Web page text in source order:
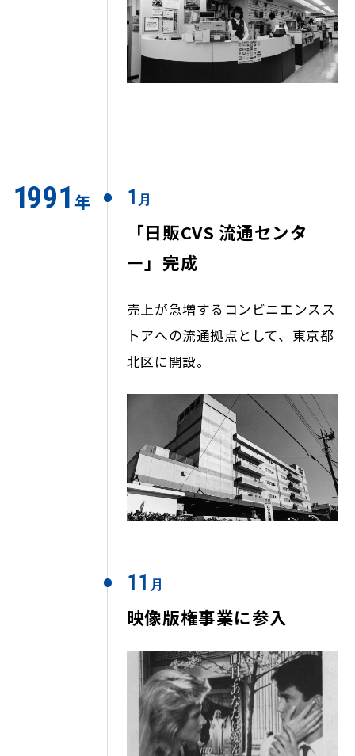
1991 年 1 月
「日販CVS 流通センタ
ー」完成
売上が急増するコンビニエンスス
トアへの流通拠点として、東京都
北区に開設。
11 月
映像版権事業に参入